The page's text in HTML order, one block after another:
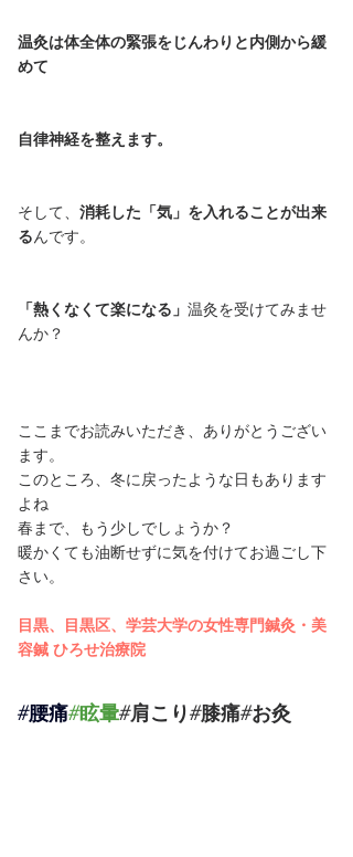
温灸は体全体の緊張をじんわりと内側から緩
めて
自律神経を整えます。
そして、 消耗した「気」を入れることが出来
るんです。
「熱くなくて楽になる」 温灸を受けてみませ
んか？
ここまでお読みいただき、ありがとうござい
ます。
このところ、冬に戻ったような日もあります
よね
春まで、もう少しでしょうか？
暖かくても油断せずに気を付けてお過ごし下
さい。
目黒、目黒区、学芸大学の女性専門鍼灸・美
容鍼 ひろせ治療院
#腰痛#眩暈#肩こり#膝痛#お灸